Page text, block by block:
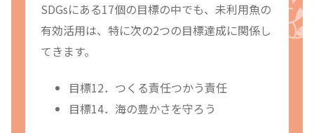
SDGsにある17個の目標の中でも、未利用魚の
有効活用は、特に次の2つの目標達成に関係し
てきます。
目標12．つくる責任つかう責任
目標14．海の豊かさを守ろう